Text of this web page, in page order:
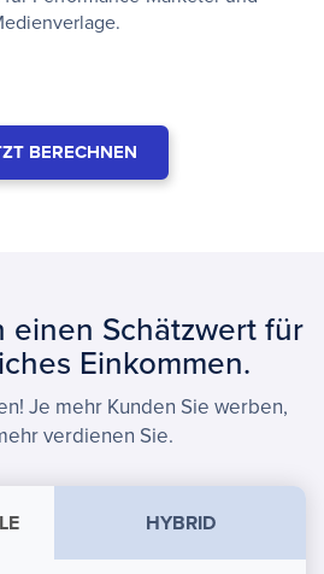
BERECHNEN
einen Schätzwert für
Einkommen.
Je mehr Kunden Sie werben,
verdienen Sie.
HYBRID